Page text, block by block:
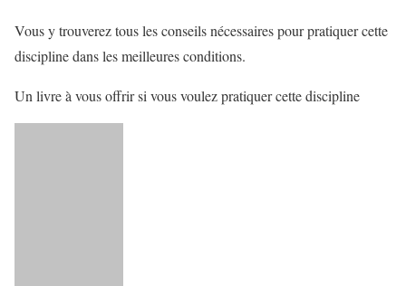
Vous y trouverez tous les conseils nécessaires pour pratiquer cette
discipline dans les meilleures conditions.
Un livre à vous offrir si vous voulez pratiquer cette discipline